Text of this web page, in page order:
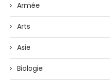
Armée
Arts
Asie
Biologie